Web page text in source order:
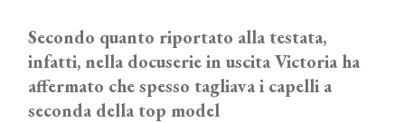
aziende
Secondo quanto riportato alla testata,
infatti, nella docuserie in uscita Victoria ha
affermato che spesso tagliava i capelli a
seconda della top model